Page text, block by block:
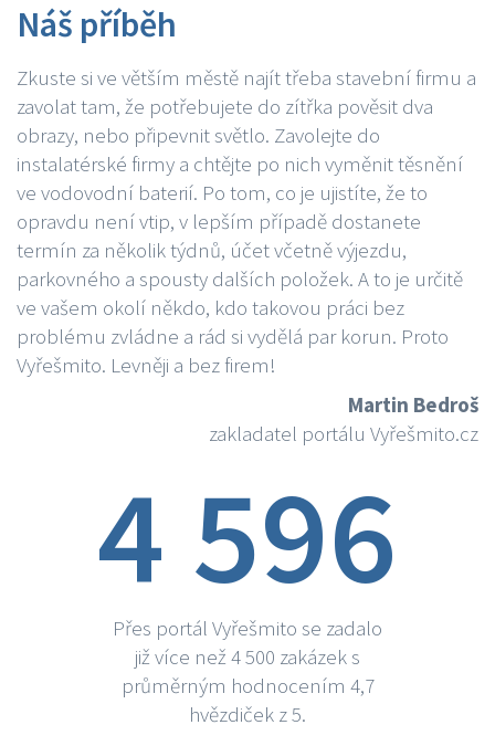
Náš příběh
Zkuste si ve větším městě najít třeba stavební firmu a
zavolat tam, že potřebujete do zítřka pověsit dva
obrazy, nebo připevnit světlo. Zavolejte do
instalatérské firmy a chtějte po nich vyměnit těsnění
ve vodovodní baterií. Po tom, co je ujistíte, že to
opravdu není vtip, v lepším případě dostanete
termín za několik týdnů, účet včetně výjezdu,
parkovného a spousty dalších položek. A to je určitě
ve vašem okolí někdo, kdo takovou práci bez
problému zvládne a rád si vydělá par korun. Proto
Vyřešmito. Levněji a bez firem!
Martin Bedroš
zakladatel portálu Vyřešmito.cz
4 596
Přes portál Vyřešmito se zadalo
již více než 4 500 zakázek s
průměrným hodnocením 4,7
hvězdiček z 5.